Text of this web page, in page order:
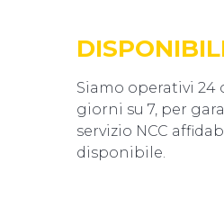
Siamo operativi 24
giorni su 7, per
servizio NCC
disponibile.